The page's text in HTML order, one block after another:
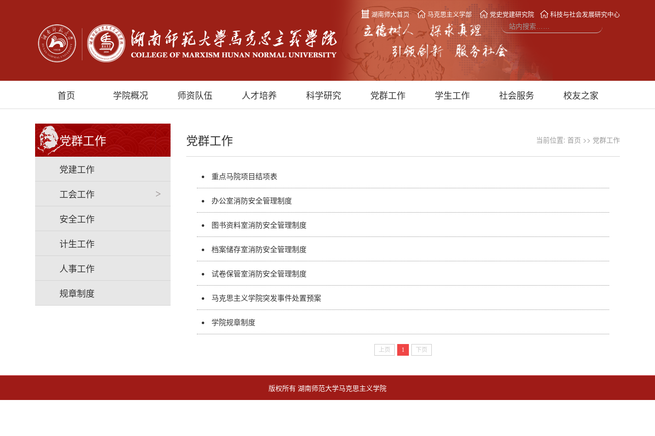
湖南师大首页 马克思主义学部 党史党建研究院 科技与社会发展研究中心
首页 学院概况 师资队伍 人才培养 科学研究 党群工作 学生工作 社会服务 校友之家
党群工作
党建工作
工会工作
>
安全工作
计生工作
人事工作
规章制度
党群工作 当前位置: 首页 >> 党群工作
重点马院项目结项表
办公室消防安全管理制度
图书资料室消防安全管理制度
档案储存室消防安全管理制度
试卷保管室消防安全管理制度
马克思主义学院突发事件处置预案
学院规章制度
上页 1 下页
版权所有 湖南师范大学马克思主义学院